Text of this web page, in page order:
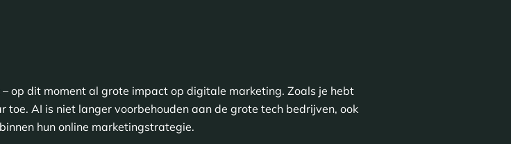
op dit moment al grote impact op digitale marketing. Zoals je hebt
toe. AI is niet langer voorbehouden aan de grote tech bedrijven, ook
hun online marketingstrategie.